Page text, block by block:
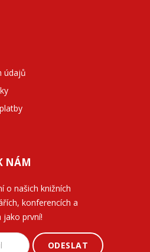
údajů
NÁM
o našich knižních
konferencích a
jako první!
ODESLAT